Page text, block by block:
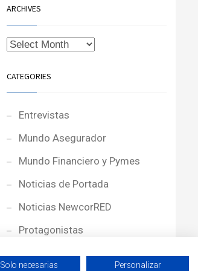
ARCHIVES
CATEGORIES
Entrevistas
Mundo Asegurador
Mundo Financiero y Pymes
Noticias de Portada
Noticias NewcorRED
Protagonistas
Reportajes
Solo necesarias Personalizar